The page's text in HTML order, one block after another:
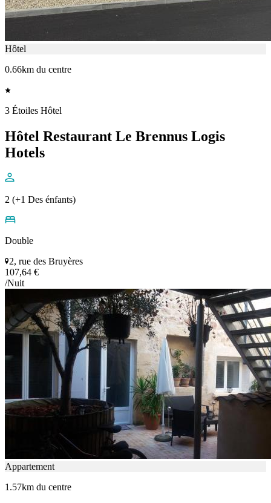
Hôtel
0.66km du centre
3 Étoiles Hôtel
Hôtel Restaurant Le Brennus Logis
Hotels
2 (+1 Des énfants)
Double
2, rue des Bruyères
107,64 €
/Nuit
Appartement
1.57km du centre